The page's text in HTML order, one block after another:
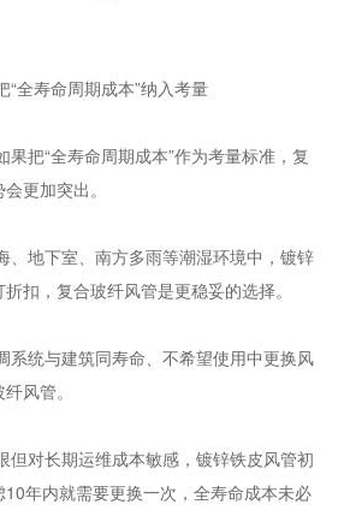
“全寿命周期成本”纳入考量
果把“全寿命周期成本”作为考量标准，复
更加突出。
、地下室、南方多雨等潮湿环境中，镀锌
扣，复合玻纤风管是更稳妥的选择。
系统与建筑同寿命、不希望使用中更换风
风管。
但对长期运维成本敏感，镀锌铁皮风管初
年内就需要更换一次，全寿命成本未必